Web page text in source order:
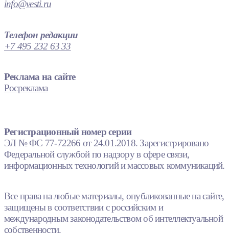
info@vesti.ru
Телефон редакции
+7 495 232 63 33
Реклама на сайте
Росреклама
Регистрационный номер серии
ЭЛ № ФС 77-72266 от 24.01.2018. Зарегистрировано
Федеральной службой по надзору в сфере связи,
информационных технологий и массовых коммуникаций.
Все права на любые материалы, опубликованные на сайте,
защищены в соответствии с российским и
международным законодательством об интеллектуальной
собственности.